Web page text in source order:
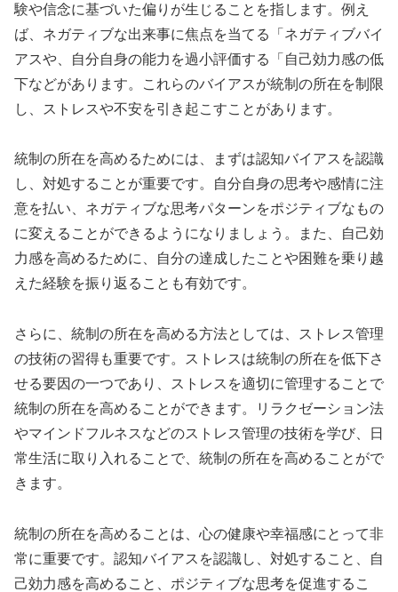
験や信念に基づいた偏りが生じることを指します。例え
ば、ネガティブな出来事に焦点を当てる「ネガティブバイ
アスや、自分自身の能力を過小評価する「自己効力感の低
下などがあります。これらのバイアスが統制の所在を制限
し、ストレスや不安を引き起こすことがあります。
統制の所在を高めるためには、まずは認知バイアスを認識
し、対処することが重要です。自分自身の思考や感情に注
意を払い、ネガティブな思考パターンをポジティブなもの
に変えることができるようになりましょう。また、自己効
力感を高めるために、自分の達成したことや困難を乗り越
えた経験を振り返ることも有効です。
さらに、統制の所在を高める方法としては、ストレス管理
の技術の習得も重要です。ストレスは統制の所在を低下さ
せる要因の一つであり、ストレスを適切に管理することで
統制の所在を高めることができます。リラクゼーション法
やマインドフルネスなどのストレス管理の技術を学び、日
常生活に取り入れることで、統制の所在を高めることがで
きます。
統制の所在を高めることは、心の健康や幸福感にとって非
常に重要です。認知バイアスを認識し、対処すること、自
己効力感を高めること、ポジティブな思考を促進するこ